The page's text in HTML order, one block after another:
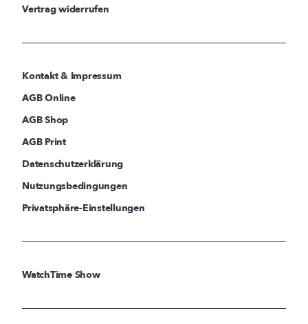
Vertrag widerrufen
Kontakt & Impressum
AGB Online
AGB Shop
AGB Print
Datenschutzerklärung
Nutzungsbedingungen
Privatsphäre-Einstellungen
WatchTime Show